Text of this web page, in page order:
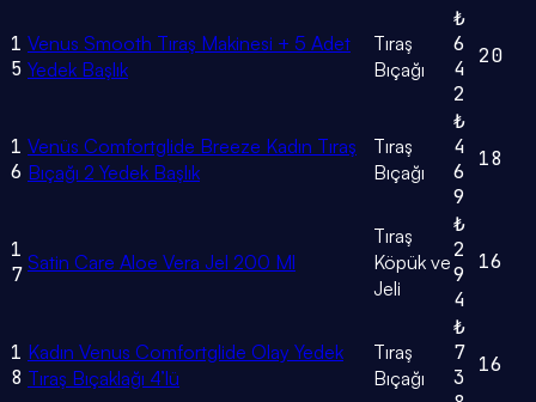
1
5
Venus Smooth Tıraş Makinesi + 5 Adet
Yedek Başlık
Tıraş
Bıçağı
₺
6
4
2
20
1
6
Venüs Comfortglide Breeze Kadın Tıraş
Bıçağı 2 Yedek Başlık
Tıraş
Bıçağı
₺
4
6
9
18
1
7 Satin Care Aloe Vera Jel 200 Ml
Tıraş
Köpük ve
Jeli
₺
2
9
4
16
1
8
Kadın Venus Comfortglide Olay Yedek
Tıraş Bıçaklağı 4’lü
Tıraş
Bıçağı
₺
7
3
16